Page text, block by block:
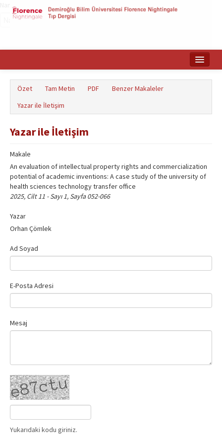
English
Özet Tam Metin PDF
Benzer Makaleler
Yazar ile İletişim
Yazar ile İletişim
Makale
An evaluation of intellectual property rights and commercialization
potential of academic inventions: A case study of the university of
health sciences technology transfer office
2025, Cilt 11 - Sayı 1, Sayfa 052-066
Yazar
Orhan Çömlek
Name‌
Ad Soyad
E-Posta Adresi
Mesaj
Yukarıdaki kodu giriniz.